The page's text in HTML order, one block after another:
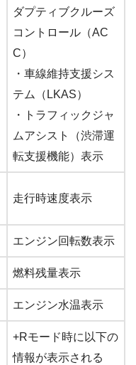
ダプティブクルーズ
コントロール（AC
C）
・車線維持支援シス
テム（LKAS）
・トラフィックジャ
ムアシスト（渋滞運
転支援機能）表示
走行時速度表示
エンジン回転数表示
燃料残量表示
エンジン水温表示
+Rモード時に以下の
情報が表示される